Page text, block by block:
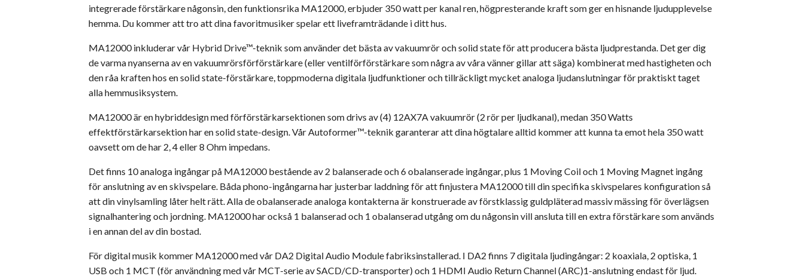
integrerade förstärkare någonsin, den funktionsrika MA12000, erbjuder 350 watt per kanal ren, högpresterande kraft som ger en hisnande ljudupplevelse
hemma. Du kommer att tro att dina favoritmusiker spelar ett liveframträdande i ditt hus.
MA12000 inkluderar vår Hybrid Drive™-teknik som använder det bästa av vakuumrör och solid state för att producera bästa ljudprestanda. Det ger dig
de varma nyanserna av en vakuumrörsförförstärkare (eller ventilförförstärkare som några av våra vänner gillar att säga) kombinerat med hastigheten och
den råa kraften hos en solid state-förstärkare, toppmoderna digitala ljudfunktioner och tillräckligt mycket analoga ljudanslutningar för praktiskt taget
alla hemmusiksystem.
MA12000 är en hybriddesign med förförstärkarsektionen som drivs av (4) 12AX7A vakuumrör (2 rör per ljudkanal), medan 350 Watts
effektförstärkarsektion har en solid state-design. Vår Autoformer™-teknik garanterar att dina högtalare alltid kommer att kunna ta emot hela 350 watt
oavsett om de har 2, 4 eller 8 Ohm impedans.
Det finns 10 analoga ingångar på MA12000 bestående av 2 balanserade och 6 obalanserade ingångar, plus 1 Moving Coil och 1 Moving Magnet ingång
för anslutning av en skivspelare. Båda phono-ingångarna har justerbar laddning för att finjustera MA12000 till din specifika skivspelares konfiguration så
att din vinylsamling låter helt rätt. Alla de obalanserade analoga kontakterna är konstruerade av förstklassig guldpläterad massiv mässing för överlägsen
signalhantering och jordning. MA12000 har också 1 balanserad och 1 obalanserad utgång om du någonsin vill ansluta till en extra förstärkare som används
i en annan del av din bostad.
För digital musik kommer MA12000 med vår DA2 Digital Audio Module fabriksinstallerad. I DA2 finns 7 digitala ljudingångar: 2 koaxiala, 2 optiska, 1
USB och 1 MCT (för användning med vår MCT-serie av SACD/CD-transporter) och 1 HDMI Audio Return Channel (ARC)1-anslutning endast för ljud.